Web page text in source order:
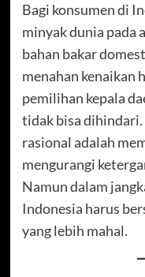
Bagi konsumen di
minyak dunia pada
bahan bakar
menahan kenaikan
pemilihan kepala
tidak bisa dihindari.
rasional adalah
mengurangi
Namun dalam
Indonesia harus
yang lebih mahal.